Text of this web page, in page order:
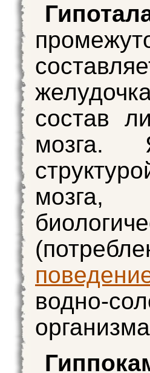
состав
мозга.
мозга,
водно-